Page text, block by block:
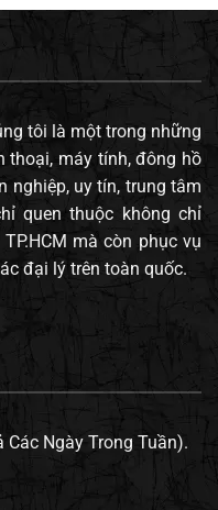
tôi là một trong những
thoại, máy tính, đông hồ
nghiệp, uy tín, trung tâm
quen thuộc không chỉ
mà còn phục vụ
đại lý trên toàn quốc.
Ngày Trong Tuần).